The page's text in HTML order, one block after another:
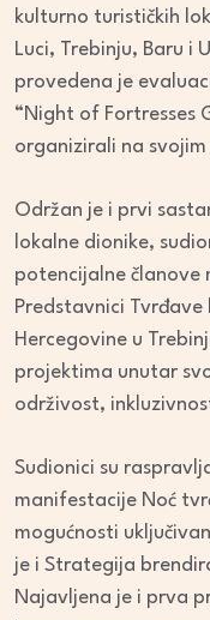
kulturno turističkih
Luci, Trebinju, Baru i
provedena je
“Night of Fortresses
organizirali na
Održan je i prvi
lokalne dionike,
potencijalne članove
Predstavnici Tvrđave
Hercegovine u
projektima unutar
održivost,
Sudionici su
manifestacije Noć
mogućnosti
je i Strategija
Najavljena je i prva